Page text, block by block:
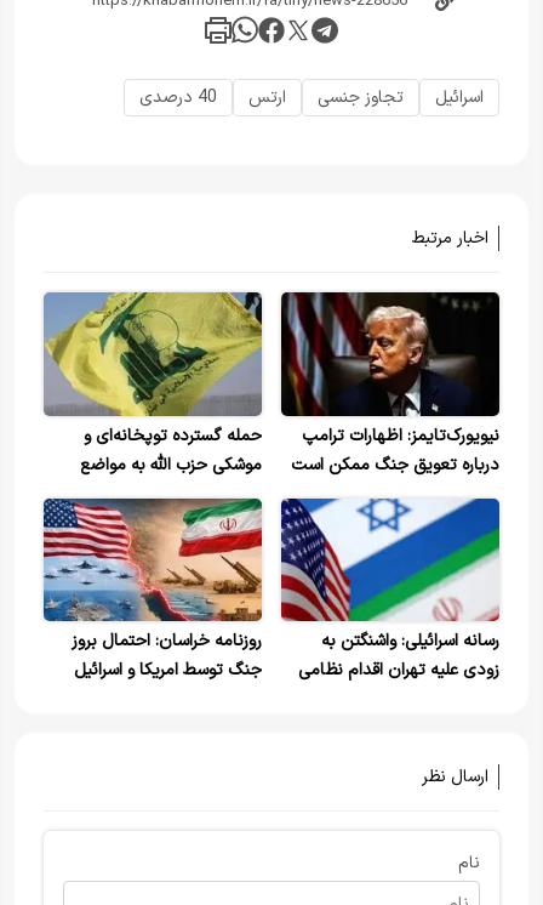
اسرائیل تجاوز جنسی ارتس 40 درصدی
اخبار مرتبط
نیویورک‌تایمز: اظهارات ترامپ
درباره تعویق جنگ ممکن است
فریب باشد
حمله گسترده توپخانه‌ای و
موشکی حزب الله به مواضع
ارتش اسرائیل
رسانه اسرائیلی: واشنگتن به
زودی علیه تهران اقدام نظامی
روزنامه خراسان: احتمال بروز
جنگ توسط امریکا و اسرائیل
ارسال نظر
نام